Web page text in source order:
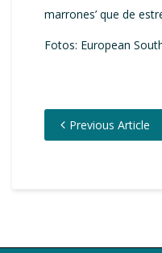
marrones’ que de
Fotos: European
Previous Article